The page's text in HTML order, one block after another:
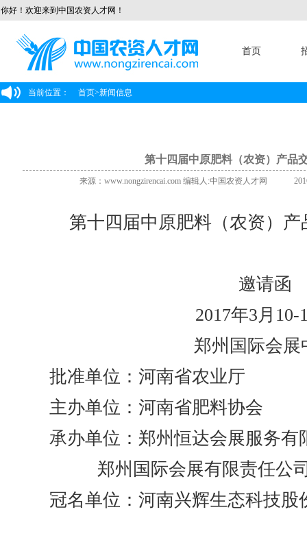
你好！欢迎来到中国农资人才网！
首页
当前位置： 首页>新闻信息
第十四届中原肥料（农资）产品
来源：www.nongzirencai.com 编辑人:中国农资人才网
第十四届中原肥料（农资）
邀请函
2017年3月10-
郑州国际会展
批准单位：河南省农业厅
主办单位：河南省肥料协会
承办单位：郑州恒达会展服务有
郑州国际会展有限责任公
冠名单位：河南兴辉生态科技股